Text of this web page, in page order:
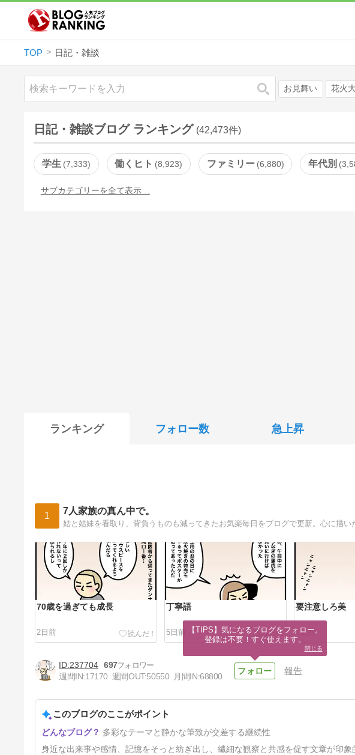
TOP 日記・雑談
検索 お見舞い 花火
日記・雑談ブログ ランキング (42,473件)
学生 7,333 働くヒト 8,923 ファミリー 6,880 年代別
サブカテゴリーを全て表示…
ランキング フォロー数 急上昇
1 7人家族の真ん中で。
70歳を過ぎても成長
2日前
丁寧語
5日前
要注意しろ美
7日前
最近のパン作り
12日前
237704 697
週間IN:17170 週間OUT:50550 月間IN:68800
報告
このブログのここがポイント
多彩なテーマと静かな筆致が交差する継続性
身近な出来事や感情、記憶をそっと紡ぎ出し、繊細な観察と共感を促す文章が印象
【TIPS】気になるブログをフォロー。
登録は不要！すぐ使えます。
閉じる